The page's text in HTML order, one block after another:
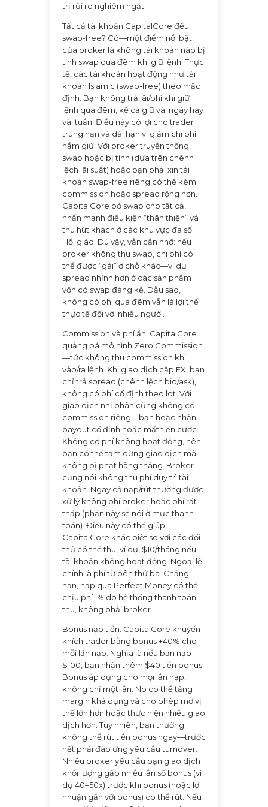
trị rủi ro nghiêm ngặt.
Tất cả tài khoản CapitalCore đều
swap-free? Có—một điểm nổi bật
của broker là không tài khoản nào bị
tính swap qua đêm khi giữ lệnh. Thực
tế, các tài khoản hoạt động như tài
khoản Islamic (swap-free) theo mặc
định. Bạn không trả lãi/phí khi giữ
lệnh qua đêm, kể cả giữ vài ngày hay
vài tuần. Điều này có lợi cho trader
trung hạn và dài hạn vì giảm chi phí
nắm giữ. Với broker truyền thống,
swap hoặc bị tính (dựa trên chênh
lệch lãi suất) hoặc bạn phải xin tài
khoản swap-free riêng có thể kèm
commission hoặc spread rộng hơn.
CapitalCore bỏ swap cho tất cả,
nhấn mạnh điều kiện “thân thiện” và
thu hút khách ở các khu vực đa số
Hồi giáo. Dù vậy, vẫn cần nhớ: nếu
broker không thu swap, chi phí có
thể được “gài” ở chỗ khác—ví dụ
spread nhỉnh hơn ở các sản phẩm
vốn có swap đáng kể. Dẫu sao,
không có phí qua đêm vẫn là lợi thế
thực tế đối với nhiều người.
Commission và phí ẩn. CapitalCore
quảng bá mô hình Zero Commission
—tức không thu commission khi
vào/ra lệnh. Khi giao dịch cặp FX, bạn
chỉ trả spread (chênh lệch bid/ask),
không có phí cố định theo lot. Với
giao dịch nhị phân cũng không có
commission riêng—bạn hoặc nhận
payout cố định hoặc mất tiền cược.
Không có phí không hoạt động, nên
bạn có thể tạm dừng giao dịch mà
không bị phạt hàng tháng. Broker
cũng nói không thu phí duy trì tài
khoản. Ngay cả nạp/rút thường được
xử lý không phí broker hoặc phí rất
thấp (phần này sẽ nói ở mục thanh
toán). Điều này có thể giúp
CapitalCore khác biệt so với các đối
thủ có thể thu, ví dụ, $10/tháng nếu
tài khoản không hoạt động. Ngoại lệ
chính là phí từ bên thứ ba. Chẳng
hạn, nạp qua Perfect Money có thể
chịu phí 1% do hệ thống thanh toán
thu, không phải broker.
Bonus nạp tiền. CapitalCore khuyến
khích trader bằng bonus +40% cho
mỗi lần nạp. Nghĩa là nếu bạn nạp
$100, bạn nhận thêm $40 tiền bonus.
Bonus áp dụng cho mọi lần nạp,
không chỉ một lần. Nó có thể tăng
margin khả dụng và cho phép mở vị
thế lớn hơn hoặc thực hiện nhiều giao
dịch hơn. Tuy nhiên, bạn thường
không thể rút tiền bonus ngay—trước
hết phải đáp ứng yêu cầu turnover.
Nhiều broker yêu cầu bạn giao dịch
khối lượng gấp nhiều lần số bonus (ví
dụ 40–50x) trước khi bonus (hoặc lợi
nhuận gắn với bonus) có thể rút. Nếu